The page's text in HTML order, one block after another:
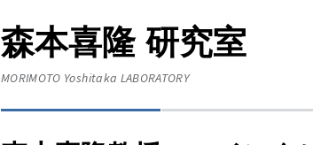
森本喜隆 研究室
MORIMOTO Yoshitaka LABORATORY